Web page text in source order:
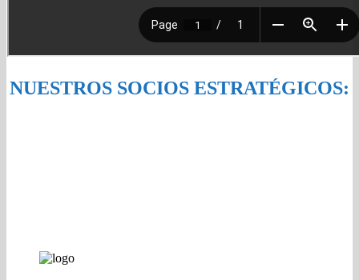
NUESTROS SOCIOS ESTRATÉGICOS: